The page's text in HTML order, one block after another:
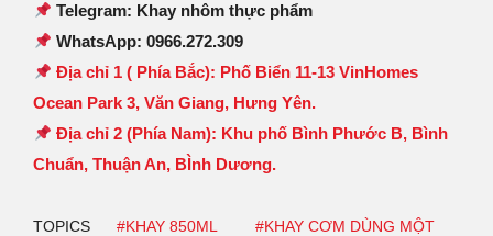
Telegram: Khay nhôm thực phẩm
WhatsApp: 0966.272.309
Địa chỉ 1 ( Phía Bắc): Phố Biển 11-13 VinHomes
Ocean Park 3, Văn Giang, Hưng Yên.
Địa chỉ 2 (Phía Nam): Khu phố Bình Phước B, Bình
Chuẩn, Thuận An, BÌnh Dương.
TOPICS #KHAY 850ML
#KHAY CƠM DÙNG MỘT